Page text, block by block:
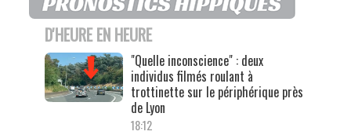
D'HEURE EN HEURE
"Quelle inconscience" : deux
individus filmés roulant à
trottinette sur le périphérique près
de Lyon
18:12